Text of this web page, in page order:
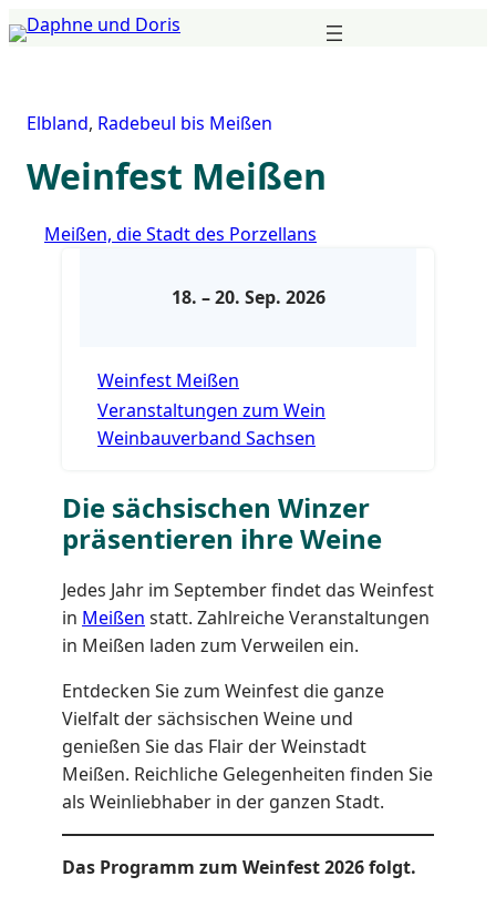
Zum
Inhalt
Elbland, Radebeul bis Meißen
Weinfest Meißen
Meißen, die Stadt des Porzellans
18. –20. Sep. 2026
Weinfest Meißen
Veranstaltungen zum Wein
Weinbauverband Sachsen
Die sächsischen Winzer
präsentieren ihre Weine
Jedes Jahr im September findet das Weinfest
in Meißen statt. Zahlreiche Veranstaltungen
in Meißen laden zum Verweilen ein.
Entdecken Sie zum Weinfest die ganze
Vielfalt der sächsischen Weine und
genießen Sie das Flair der Weinstadt
Meißen. Reichliche Gelegenheiten finden Sie
als Weinliebhaber in der ganzen Stadt.
Das Programm zum Weinfest 2026 folgt.